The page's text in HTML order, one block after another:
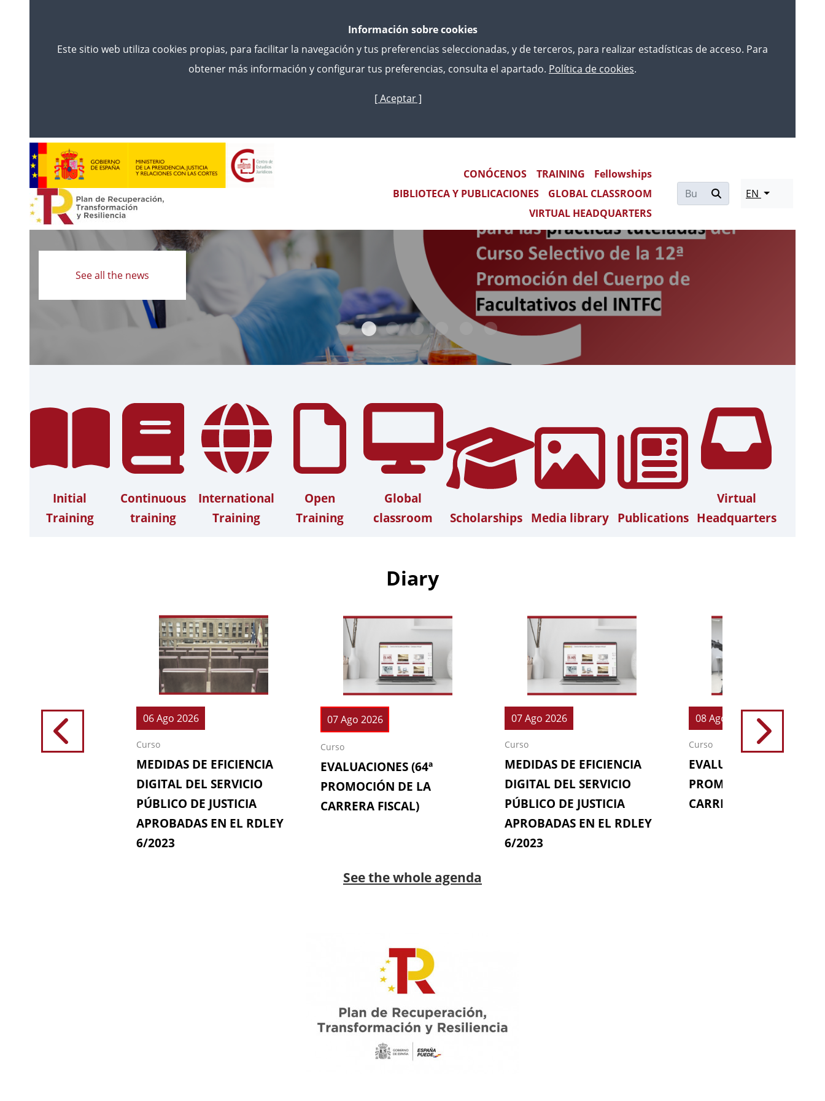
Skip
main
Información sobre cookies
Este sitio web utiliza cookies propias, para facilitar la navegación y tus preferencias seleccionadas, y de terceros, para realizar estadísticas de acceso. Para
obtener más información y configurar tus preferencias, consulta el apartado. Política de cookies.
[ Aceptar ]
Main navigation
CONÓCENOS TRAINING
Fellowships
BIBLIOTECA Y PUBLICACIONES
GLOBAL CLASSROOM
VIRTUAL HEADQUARTERS
EN
Read
more
See all the news
Initial
Training
Continuous
training
International
Training
Open
Training
Global
classroom
Scholarships Media library Publications
Virtual
Headquarters
Diary
06 Ago 2026
Curso
MEDIDAS DE EFICIENCIA
DIGITAL DEL SERVICIO
PÚBLICO DE JUSTICIA
APROBADAS EN EL RDLEY
6/2023
07 Ago 2026
Curso
EVALUACIONES (64ª
PROMOCIÓN DE LA
CARRERA FISCAL)
07 Ago 2026
Curso
MEDIDAS DE EFICIENCIA
DIGITAL DEL SERVICIO
PÚBLICO DE JUSTICIA
APROBADAS EN EL RDLEY
6/2023
08 Ago 2026
Curso
EVALUACIONES (64ª
PROMOCIÓN DE LA
CARRERA FISCAL)
See the whole agenda